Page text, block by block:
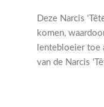
Deze Narcis
komen,
lentebloeier toe
van de Narcis